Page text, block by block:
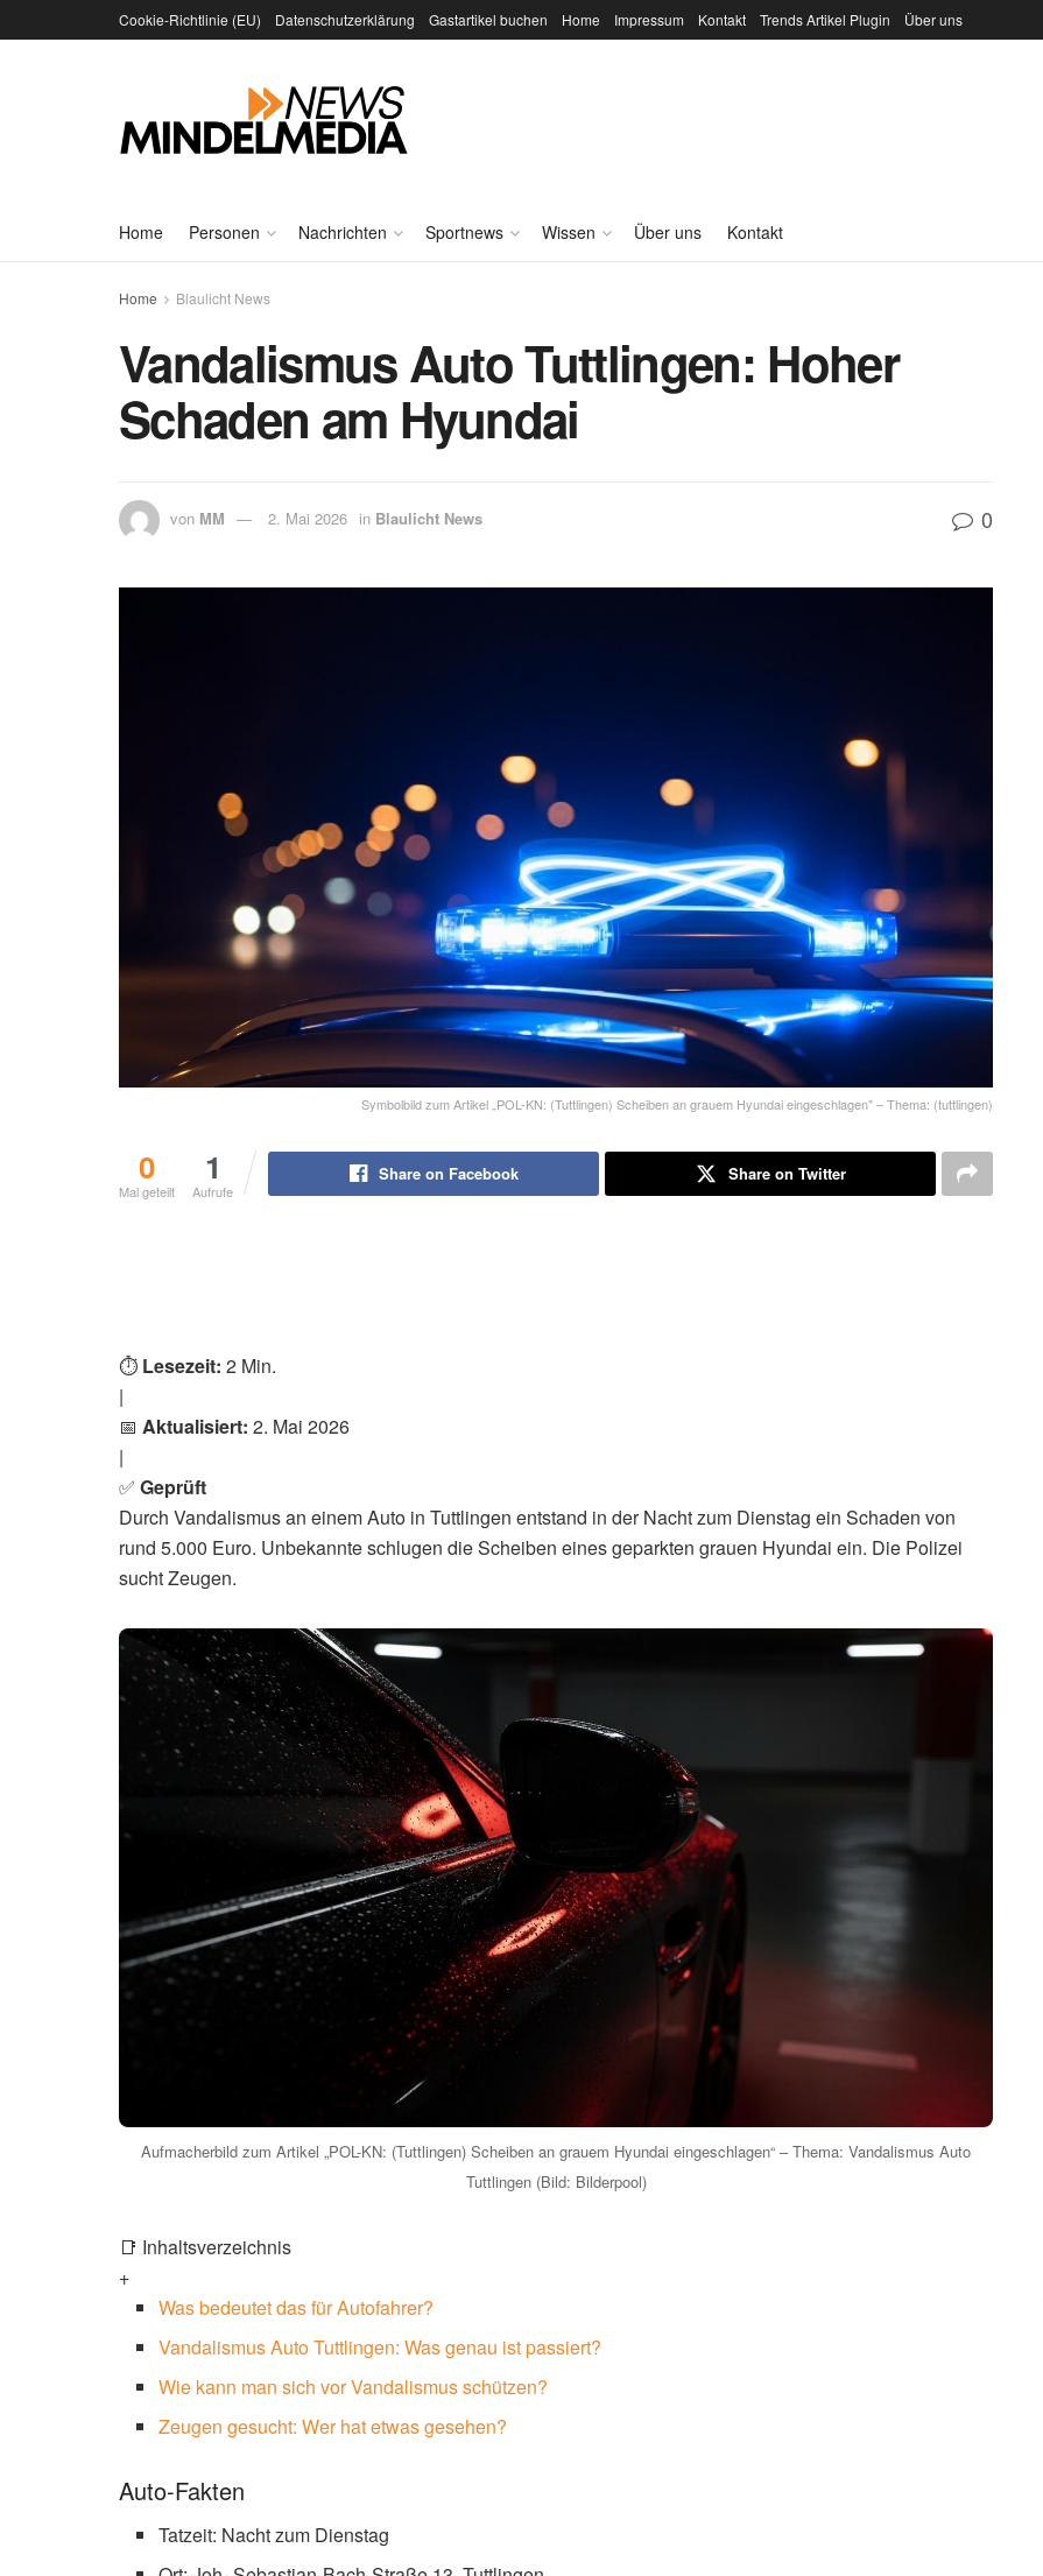
Cookie-Richtlinie (EU) Datenschutzerklärung Gastartikel buchen Home Impressum Kontakt Trends Artikel Plugin Über uns
Home Personen Nachrichten Sportnews Wissen Über uns Kontakt
Home Blaulicht News
Vandalismus Auto Tuttlingen: Hoher
Schaden am Hyundai
von MM 2. Mai 2026 in Blaulicht News 0
Symbolbild zum Artikel „POL-KN: (Tuttlingen) Scheiben an grauem Hyundai eingeschlagen" – Thema: (tuttlingen)
0
Mal geteilt
1
Aufrufe
Share on Facebook Share on Twitter
⏱️ Lesezeit: 2 Min.
|
📅 Aktualisiert: 2. Mai 2026
|
✅ Geprüft
Durch Vandalismus an einem Auto in Tuttlingen entstand in der Nacht zum Dienstag ein Schaden von
rund 5.000 Euro. Unbekannte schlugen die Scheiben eines geparkten grauen Hyundai ein. Die Polizei
sucht Zeugen.
Aufmacherbild zum Artikel „POL-KN: (Tuttlingen) Scheiben an grauem Hyundai eingeschlagen“ – Thema: Vandalismus Auto
Tuttlingen (Bild: Bilderpool)
📑 Inhaltsverzeichnis
+
Was bedeutet das für Autofahrer?
Vandalismus Auto Tuttlingen: Was genau ist passiert?
Wie kann man sich vor Vandalismus schützen?
Zeugen gesucht: Wer hat etwas gesehen?
Auto-Fakten
Tatzeit: Nacht zum Dienstag